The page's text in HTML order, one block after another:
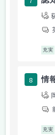
充実
8 情
充実